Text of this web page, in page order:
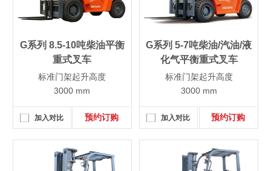
G系列 8.5-10吨柴油平衡
重式叉车
标准门架起升高度
3000 mm
加入对比 预约订购
G系列 5-7吨柴油/汽油/液
化气平衡重式叉车
标准门架起升高度
3000 mm
加入对比 预约订购